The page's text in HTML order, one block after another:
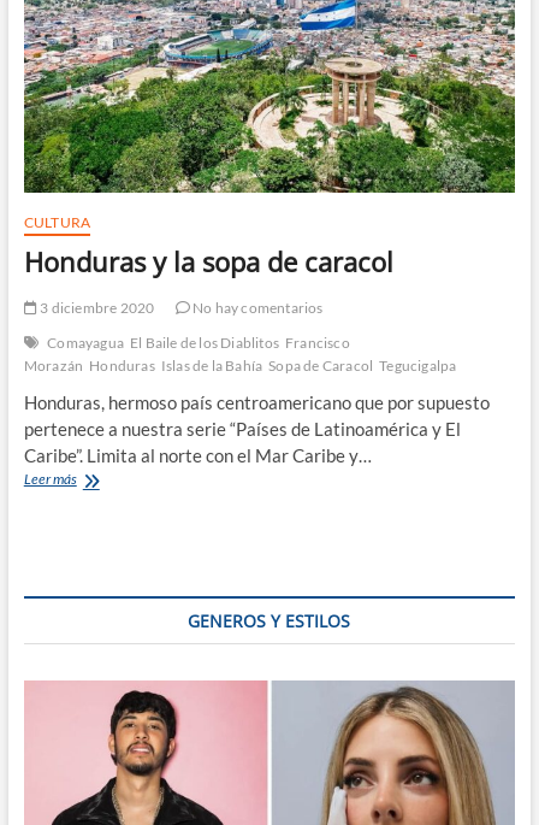
CULTURA
Honduras y la sopa de caracol
3 diciembre 2020
No hay comentarios
Comayagua El Baile de los Diablitos Francisco
Morazán Honduras Islas de la Bahía Sopa de Caracol Tegucigalpa
Honduras, hermoso país centroamericano que por supuesto
pertenece a nuestra serie “Países de Latinoamérica y El
Caribe”. Limita al norte con el Mar Caribe y…
Leer másHonduras
GENEROS Y ESTILOS